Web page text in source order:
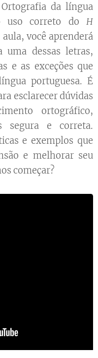
da língua
uso correto do H
aula, você aprenderá
uma dessas letras,
e as exceções que
portuguesa. É
esclarecer dúvidas
ortográfico,
segura e correta.
e exemplos que
e melhorar seu
começar?